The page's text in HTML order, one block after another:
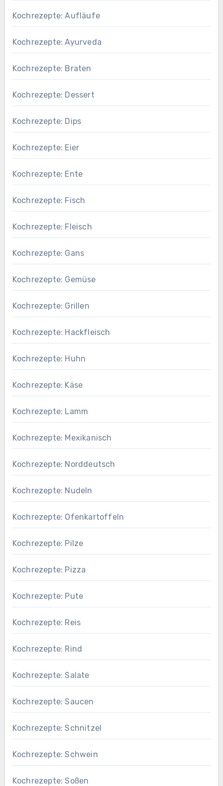
Kochrezepte: Aufläufe
Kochrezepte: Ayurveda
Kochrezepte: Braten
Kochrezepte: Dessert
Kochrezepte: Dips
Kochrezepte: Eier
Kochrezepte: Ente
Kochrezepte: Fisch
Kochrezepte: Fleisch
Kochrezepte: Gans
Kochrezepte: Gemüse
Kochrezepte: Grillen
Kochrezepte: Hackfleisch
Kochrezepte: Huhn
Kochrezepte: Käse
Kochrezepte: Lamm
Kochrezepte: Mexikanisch
Kochrezepte: Norddeutsch
Kochrezepte: Nudeln
Kochrezepte: Ofenkartoffeln
Kochrezepte: Pilze
Kochrezepte: Pizza
Kochrezepte: Pute
Kochrezepte: Reis
Kochrezepte: Rind
Kochrezepte: Salate
Kochrezepte: Saucen
Kochrezepte: Schnitzel
Kochrezepte: Schwein
Kochrezepte: Soßen